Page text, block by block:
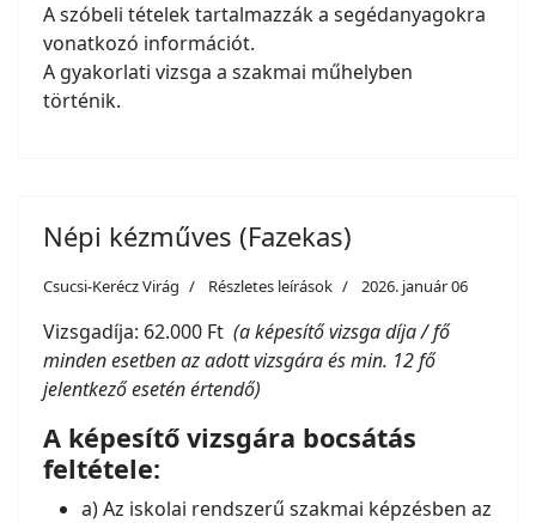
A szóbeli tételek tartalmazzák a segédanyagokra
vonatkozó információt.
A gyakorlati vizsga a szakmai műhelyben
történik.
Népi kézműves (Fazekas)
Csucsi-Kerécz Virág Részletes leírások 2026. január 06
Vizsgadíja: 62.000 Ft (a képesítő vizsga díja / fő
minden esetben az adott vizsgára és min. 12 fő
jelentkező esetén értendő)
A képesítő vizsgára bocsátás
feltétele:
a) Az iskolai rendszerű szakmai képzésben az